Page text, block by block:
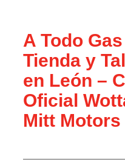
A Todo Gas
Tienda y
en León –
Oficial
Mitt Motors